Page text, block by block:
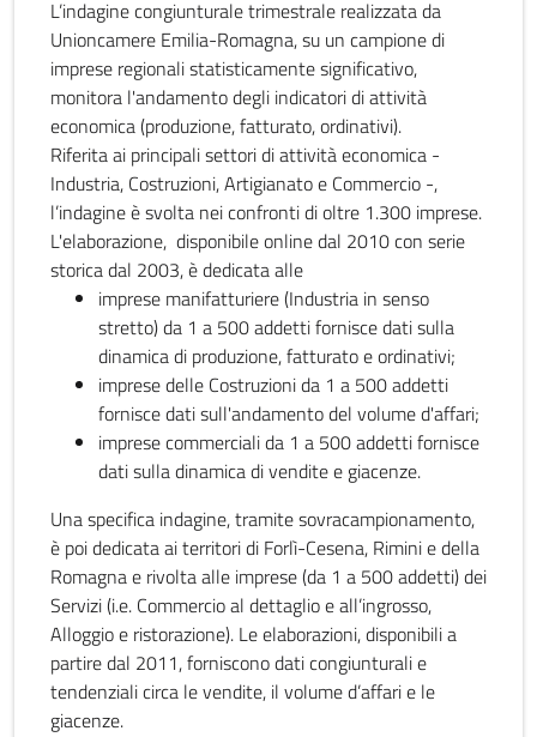
L’indagine congiunturale trimestrale realizzata da
Unioncamere Emilia-Romagna, su un campione di
imprese regionali statisticamente significativo,
monitora l'andamento degli indicatori di attività
economica (produzione, fatturato, ordinativi).
Riferita ai principali settori di attività economica -
Industria, Costruzioni, Artigianato e Commercio -,
l’indagine è svolta nei confronti di oltre 1.300 imprese.
L'elaborazione, disponibile online dal 2010 con serie
storica dal 2003, è dedicata alle
imprese manifatturiere (Industria in senso
stretto) da 1 a 500 addetti fornisce dati sulla
dinamica di produzione, fatturato e ordinativi;
imprese delle Costruzioni da 1 a 500 addetti
fornisce dati sull'andamento del volume d'affari;
imprese commerciali da 1 a 500 addetti fornisce
dati sulla dinamica di vendite e giacenze.
Una specifica indagine, tramite sovracampionamento,
è poi dedicata ai territori di Forlì-Cesena, Rimini e della
Romagna e rivolta alle imprese (da 1 a 500 addetti) dei
Servizi (i.e. Commercio al dettaglio e all’ingrosso,
Alloggio e ristorazione). Le elaborazioni, disponibili a
partire dal 2011, forniscono dati congiunturali e
tendenziali circa le vendite, il volume d’affari e le
giacenze.